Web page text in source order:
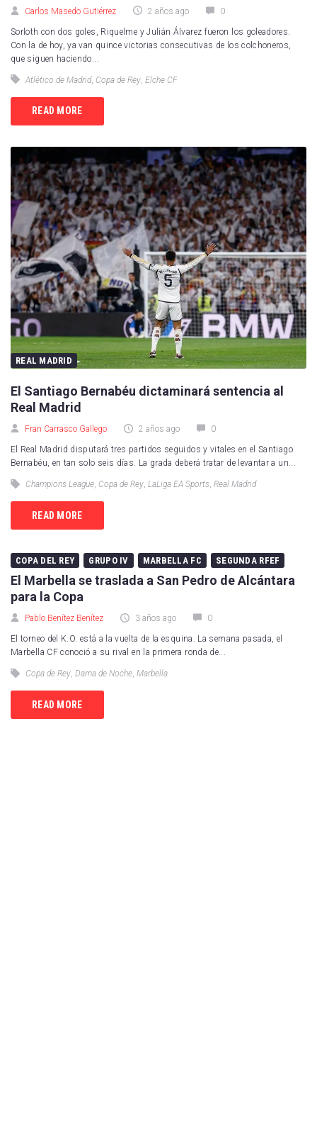
Carlos Masedo Gutiérrez 2 años ago 0
Sorloth con dos goles, Riquelme y Julián Álvarez fueron los goleadores.
Con la de hoy, ya van quince victorias consecutivas de los colchoneros,
que siguen haciendo...
Atlético de Madrid, Copa de Rey Elche CF
READ MORE
REAL MADRID
El Santiago Bernabéu dictaminará sentencia al
Real Madrid
Fran Carrasco Gallego 2 años ago 0
El Real Madrid disputará tres partidos seguidos y vitales en el Santiago
Bernabéu, en tan solo seis días. La grada deberá tratar de levantar a un...
Champions League, Copa de Rey, LaLiga EA Sports, Real Madrid
READ MORE
COPA DEL REY GRUPO IV MARBELLA FC SEGUNDA RFEF
El Marbella se traslada a San Pedro de Alcántara
para la Copa
Pablo Benítez Benítez 3 años ago 0
El torneo del K.O. está a la vuelta de la esquina. La semana pasada, el
Marbella CF conoció a su rival en la primera ronda de...
Copa de Rey, Dama de Noche, Marbella
READ MORE